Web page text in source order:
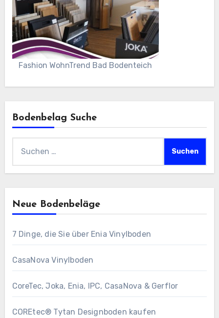
Fashion WohnTrend Bad Bodenteich
Bodenbelag Suche
nach:
Neue Bodenbeläge
7 Dinge, die Sie über Enia Vinylboden
CasaNova Vinylboden
CoreTec, Joka, Enia, IPC, CasaNova & Gerflor
COREtec® Tytan Designboden kaufen